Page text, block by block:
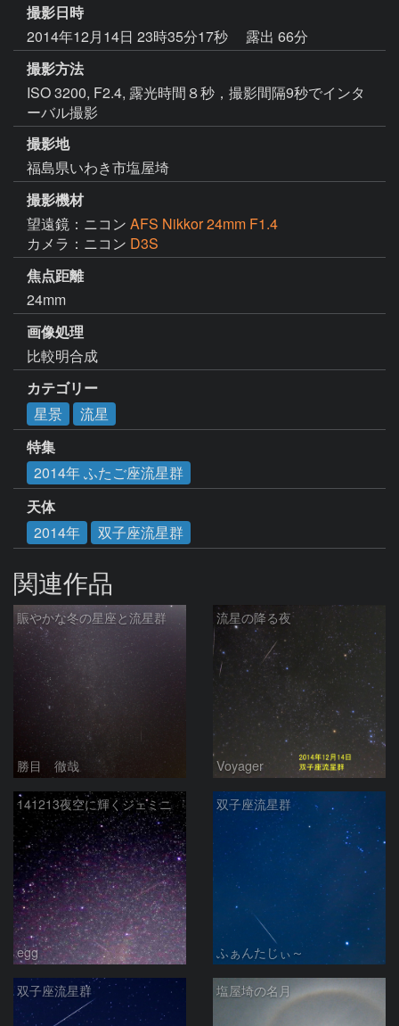
撮影日時
2014年12月14日 23時35分17秒
露出 66分
撮影方法
ISO 3200, F2.4, 露光時間８秒，撮影間隔9秒でインタ
ーバル撮影
撮影地
福島県いわき市塩屋埼
撮影機材
望遠鏡：ニコン AFS Nikkor 24mm F1.4
カメラ：ニコン D3S
焦点距離
24mm
画像処理
比較明合成
カテゴリー
星景
流星
特集
2014年 ふたご座流星群
天体
2014年
双子座流星群
関連作品
賑やかな冬の星座と流星群
勝目 徹哉
流星の降る夜
Voyager
141213夜空に輝くジェミニ
egg
双子座流星群
ふぁんたじぃ～
双子座流星群 塩屋埼の名月